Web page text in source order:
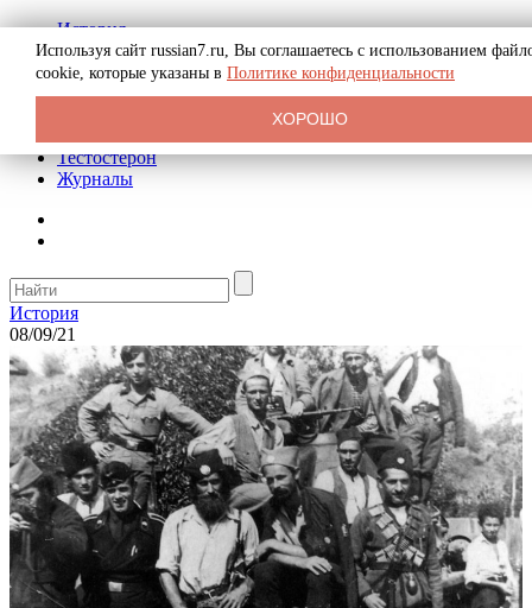
История
Биография
Криминал
Реклама на сайте
Тестостерон
Журналы
История
08/09/21
Используя сайт russian7.ru, Вы соглашаетесь с использованием
cookie, которые указаны в Политике конфиденциальности
ХОРОШО